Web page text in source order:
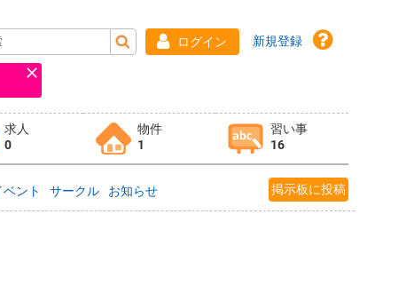
ログイン 新規登録
求人
0
物件
1
習い事
16
ベント サークル お知らせ 掲示板に投稿